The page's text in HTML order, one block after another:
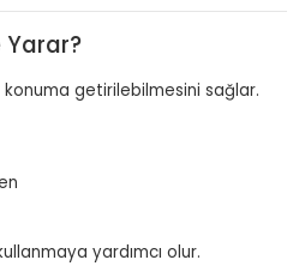
Yarar?
konuma getirilebilmesini sağlar.
yardımcı olur.